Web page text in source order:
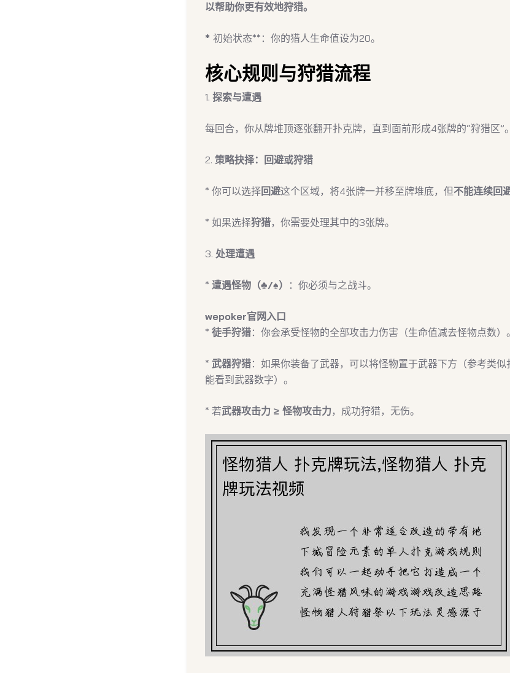
以帮助你更有效地狩猎。
* 初始状态**：你的猎人生命值设为20。
核心规则与狩猎流程
1. 探索与遭遇
每回合，你从牌堆顶逐张翻开扑克牌，直到面前形成4张牌的“狩猎区”。
2. 策略抉择：回避或狩猎
* 你可以选择回避这个区域，将4张牌一并移至牌堆底，但不能连续回
* 如果选择狩猎，你需要处理其中的3张牌。
3. 处理遭遇
* 遭遇怪物（♣️/♠️） ：你必须与之战斗。
wepoker官网入口
* 徒手狩猎：你会承受怪物的全部攻击力伤害（生命值减去怪物点数）。
* 武器狩猎：如果你装备了武器，可以将怪物置于武器下方（参考类
能看到武器数字）。
* 若武器攻击力 ≥ 怪物攻击力 ，成功狩猎，无伤。